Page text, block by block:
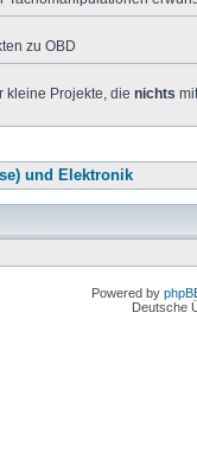
zu OBD
kleine Projekte, die nichts
und Elektronik
Powered by
Deutsche